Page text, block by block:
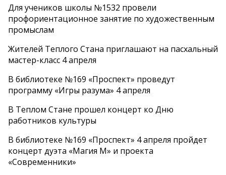
Для учеников школы №1532 провели
профориентационное занятие по художественным
промыслам
Жителей Теплого Стана приглашают на пасхальный
мастер-класс 4 апреля
В библиотеке №169 «Проспект» проведут
программу «Игры разума» 4 апреля
В Теплом Стане прошел концерт ко Дню
работников культуры
В библиотеке №169 «Проспект» 4 апреля пройдет
концерт дуэта «Магия М» и проекта
«Современники»